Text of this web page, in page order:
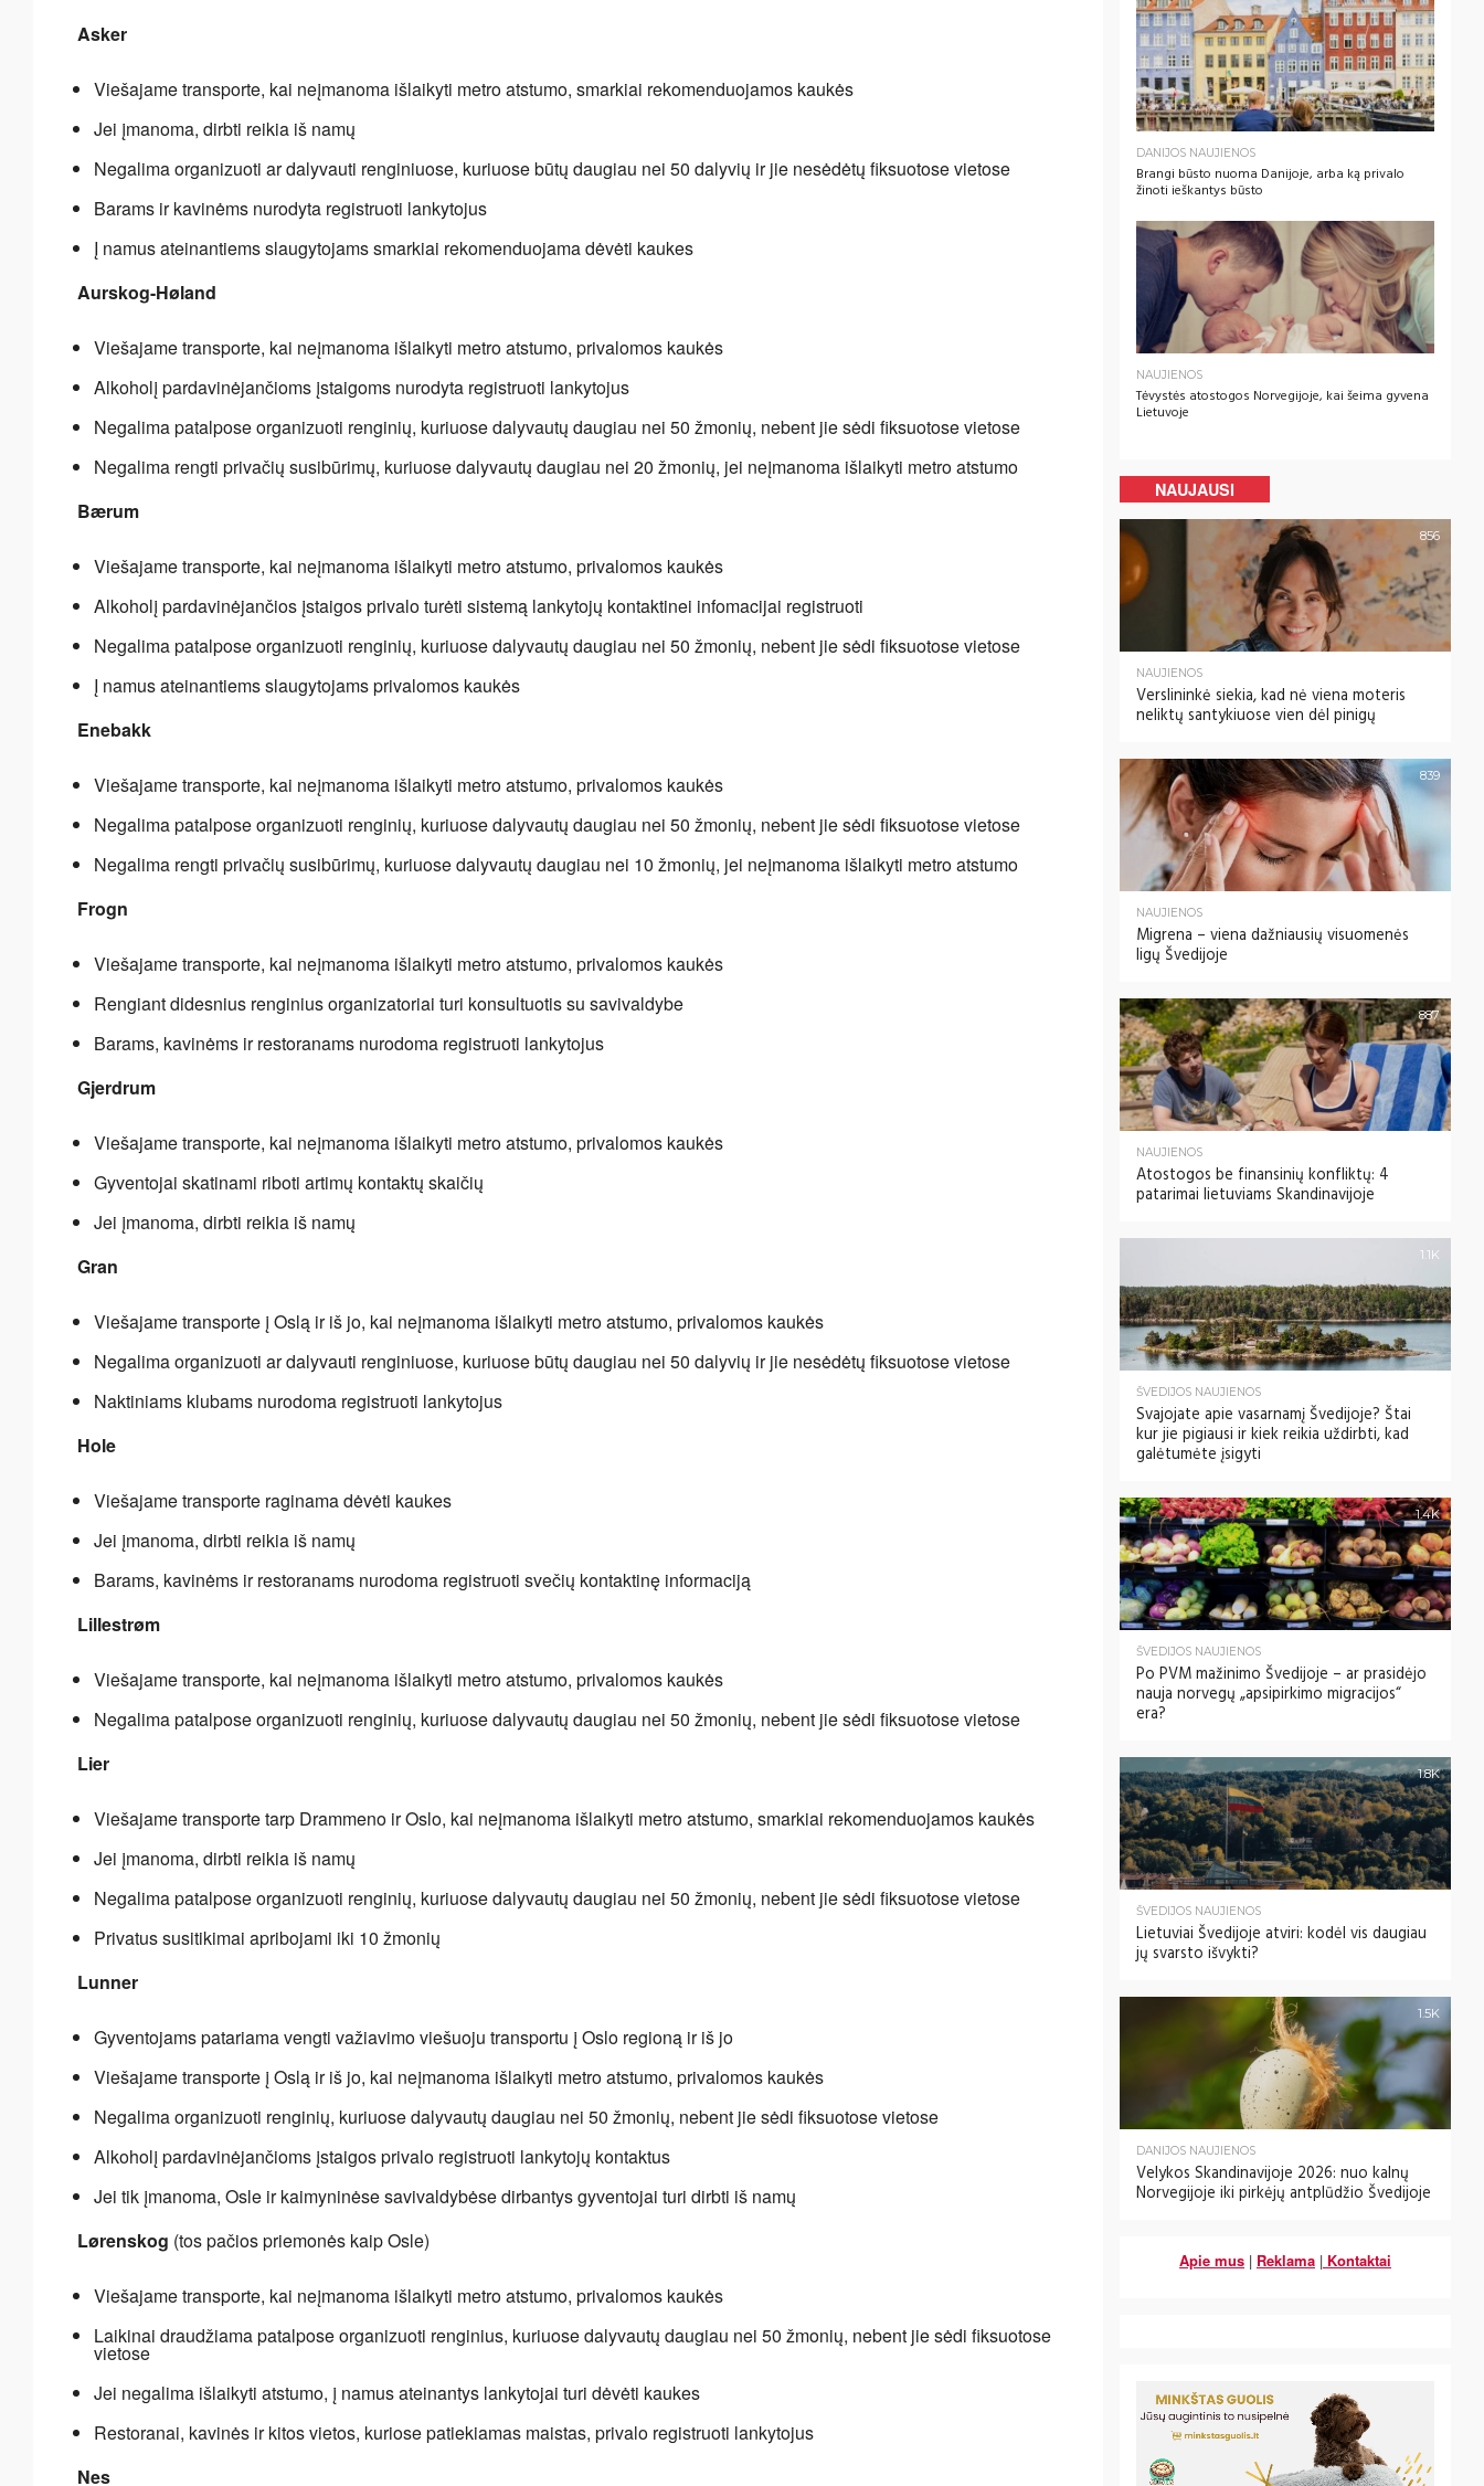
Asker
Viešajame transporte, kai neįmanoma išlaikyti metro atstumo, smarkiai rekomenduojamos kaukės
Jei įmanoma, dirbti reikia iš namų
Negalima organizuoti ar dalyvauti renginiuose, kuriuose būtų daugiau nei 50 dalyvių ir jie nesėdėtų fiksuotose vietose
Barams ir kavinėms nurodyta registruoti lankytojus
Į namus ateinantiems slaugytojams smarkiai rekomenduojama dėvėti kaukes
Aurskog-Høland
Viešajame transporte, kai neįmanoma išlaikyti metro atstumo, privalomos kaukės
Alkoholį pardavinėjančioms įstaigoms nurodyta registruoti lankytojus
Negalima patalpose organizuoti renginių, kuriuose dalyvautų daugiau nei 50 žmonių, nebent jie sėdi fiksuotose vietose
Negalima rengti privačių susibūrimų, kuriuose dalyvautų daugiau nei 20 žmonių, jei neįmanoma išlaikyti metro atstumo
Bærum
Viešajame transporte, kai neįmanoma išlaikyti metro atstumo, privalomos kaukės
Alkoholį pardavinėjančios įstaigos privalo turėti sistemą lankytojų kontaktinei infomacijai registruoti
Negalima patalpose organizuoti renginių, kuriuose dalyvautų daugiau nei 50 žmonių, nebent jie sėdi fiksuotose vietose
Į namus ateinantiems slaugytojams privalomos kaukės
Enebakk
Viešajame transporte, kai neįmanoma išlaikyti metro atstumo, privalomos kaukės
Negalima patalpose organizuoti renginių, kuriuose dalyvautų daugiau nei 50 žmonių, nebent jie sėdi fiksuotose vietose
Negalima rengti privačių susibūrimų, kuriuose dalyvautų daugiau nei 10 žmonių, jei neįmanoma išlaikyti metro atstumo
Frogn
Viešajame transporte, kai neįmanoma išlaikyti metro atstumo, privalomos kaukės
Rengiant didesnius renginius organizatoriai turi konsultuotis su savivaldybe
Barams, kavinėms ir restoranams nurodoma registruoti lankytojus
Gjerdrum
Viešajame transporte, kai neįmanoma išlaikyti metro atstumo, privalomos kaukės
Gyventojai skatinami riboti artimų kontaktų skaičių
Jei įmanoma, dirbti reikia iš namų
Gran
Viešajame transporte į Oslą ir iš jo, kai neįmanoma išlaikyti metro atstumo, privalomos kaukės
Negalima organizuoti ar dalyvauti renginiuose, kuriuose būtų daugiau nei 50 dalyvių ir jie nesėdėtų fiksuotose vietose
Naktiniams klubams nurodoma registruoti lankytojus
Hole
Viešajame transporte raginama dėvėti kaukes
Jei įmanoma, dirbti reikia iš namų
Barams, kavinėms ir restoranams nurodoma registruoti svečių kontaktinę informaciją
Lillestrøm
Viešajame transporte, kai neįmanoma išlaikyti metro atstumo, privalomos kaukės
Negalima patalpose organizuoti renginių, kuriuose dalyvautų daugiau nei 50 žmonių, nebent jie sėdi fiksuotose vietose
Lier
Viešajame transporte tarp Drammeno ir Oslo, kai neįmanoma išlaikyti metro atstumo, smarkiai rekomenduojamos kaukės
Jei įmanoma, dirbti reikia iš namų
Negalima patalpose organizuoti renginių, kuriuose dalyvautų daugiau nei 50 žmonių, nebent jie sėdi fiksuotose vietose
Privatus susitikimai apribojami iki 10 žmonių
Lunner
Gyventojams patariama vengti važiavimo viešuoju transportu į Oslo regioną ir iš jo
Viešajame transporte į Oslą ir iš jo, kai neįmanoma išlaikyti metro atstumo, privalomos kaukės
Negalima organizuoti renginių, kuriuose dalyvautų daugiau nei 50 žmonių, nebent jie sėdi fiksuotose vietose
Alkoholį pardavinėjančioms įstaigos privalo registruoti lankytojų kontaktus
Jei tik įmanoma, Osle ir kaimyninėse savivaldybėse dirbantys gyventojai turi dirbti iš namų
Lørenskog (tos pačios priemonės kaip Osle)
Viešajame transporte, kai neįmanoma išlaikyti metro atstumo, privalomos kaukės
Laikinai draudžiama patalpose organizuoti renginius, kuriuose dalyvautų daugiau nei 50 žmonių, nebent jie sėdi fiksuotose
vietose
Jei negalima išlaikyti atstumo, į namus ateinantys lankytojai turi dėvėti kaukes
Restoranai, kavinės ir kitos vietos, kuriose patiekiamas maistas, privalo registruoti lankytojus
Nes
DANIJOS NAUJIENOS
Brangi būsto nuoma Danijoje, arba ką privalo
žinoti ieškantys būsto
NAUJIENOS
Tėvystės atostogos Norvegijoje, kai šeima gyvena
Lietuvoje
NAUJAUSI
856
NAUJIENOS
Verslininkė siekia, kad nė viena moteris
neliktų santykiuose vien dėl pinigų
839
NAUJIENOS
Migrena – viena dažniausių visuomenės
ligų Švedijoje
887
NAUJIENOS
Atostogos be finansinių konfliktų: 4
patarimai lietuviams Skandinavijoje
1.1K
ŠVEDIJOS NAUJIENOS
Svajojate apie vasarnamį Švedijoje? Štai
kur jie pigiausi ir kiek reikia uždirbti, kad
galėtumėte įsigyti
1.4K
ŠVEDIJOS NAUJIENOS
Po PVM mažinimo Švedijoje – ar prasidėjo
nauja norvegų „apsipirkimo migracijos“
era?
1.8K
ŠVEDIJOS NAUJIENOS
Lietuviai Švedijoje atviri: kodėl vis daugiau
jų svarsto išvykti?
1.5K
DANIJOS NAUJIENOS
Velykos Skandinavijoje 2026: nuo kalnų
Norvegijoje iki pirkėjų antplūdžio Švedijoje
Apie mus | Reklama | Kontaktai